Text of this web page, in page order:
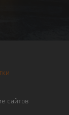
сайтов